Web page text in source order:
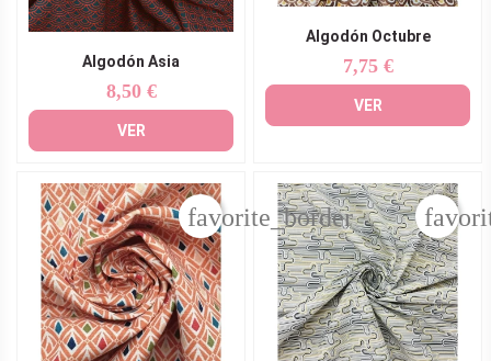
Algodón Asia
Precio
8,50 €
VER
Algodón Octubre
Precio
7,75 €
VER
favorite_border